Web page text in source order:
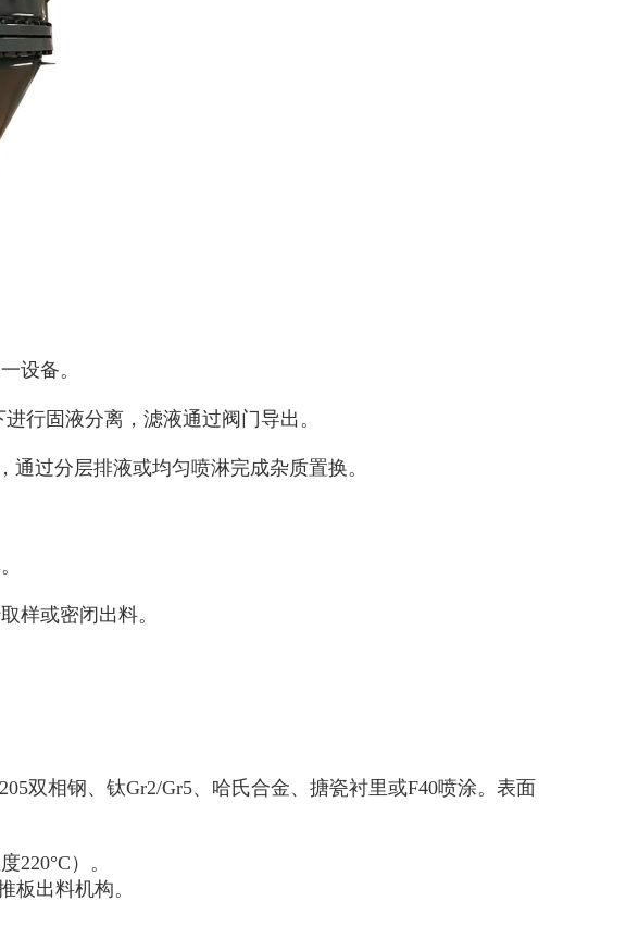
设备。
行固液分离，滤液通过阀门导出。
过分层排液或均匀喷淋完成杂质置换。
样或密闭出料。
双相钢、钛Gr2/Gr5、哈氏合金、搪瓷衬里或F40喷涂。表面
220°C ）。
板出料机构。